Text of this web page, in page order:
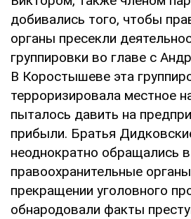
добивались того, чтобы
органы пресекли
группировки во главе с
В Коростышеве эта
терроризировала местное
пыталось давить на
прибыли. Братья
неоднократно обращались в
правоохранительные
прекращении уголовного
обнародовали факты